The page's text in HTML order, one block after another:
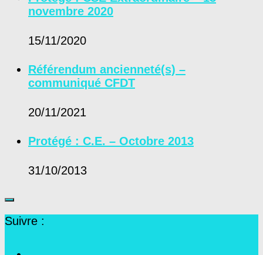
novembre 2020
15/11/2020
Référendum ancienneté(s) –
communiqué CFDT
20/11/2021
Protégé : C.E. – Octobre 2013
31/10/2013
Suivre :